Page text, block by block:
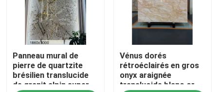
Pierre flambée de granit
Dalle en pierre de marbre
tuile en pierre de marbre
Panneau mural de
pierre de quartzite
brésilien translucide
de granit alpin super
Vénus dorés
rétroéclairés en gros
onyx araignée
translucide blanc or